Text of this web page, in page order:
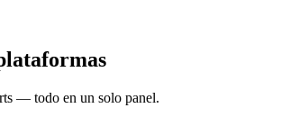
— todo en un solo panel.